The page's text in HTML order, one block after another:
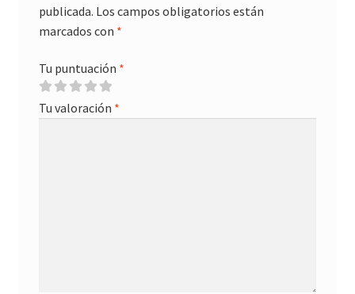
publicada. Los campos obligatorios están
marcados con *
Tu puntuación *
Tu valoración *